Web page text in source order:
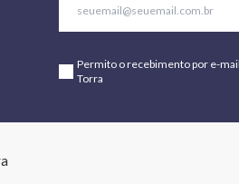
Permito o recebimento por e-
Torra